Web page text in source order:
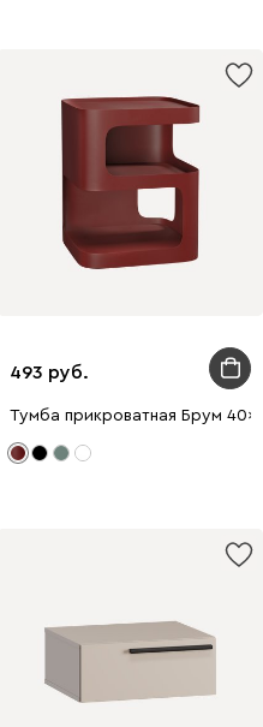
Молочный
493
Тумба прикроватная Брум